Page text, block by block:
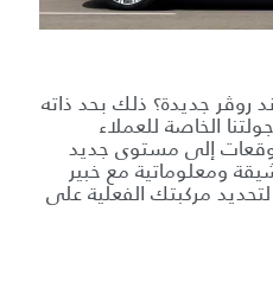
روڤر جديدة؟ ذلك بحد ذاته
الخاصة للعملاء
إلى مستوى جديد
ومعلوماتية مع خبير
مركبتك الفعلية على